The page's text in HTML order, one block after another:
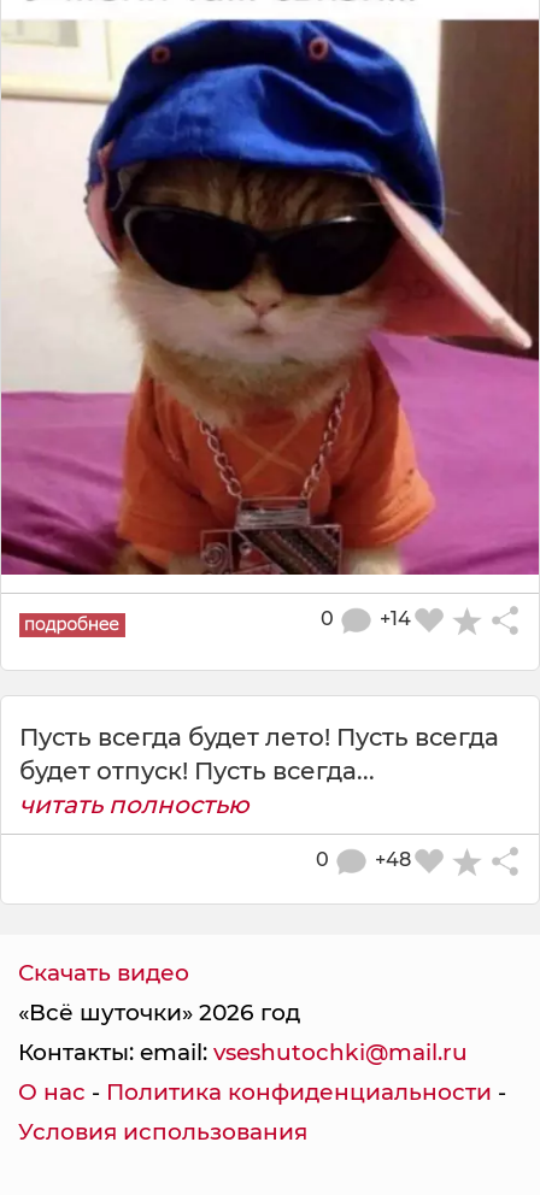
+14
0
Пусть всегда будет лето! Пусть всегда
будет отпуск! Пусть всегда...
читать полностью
+48
0
Скачать видео
«Всё шуточки» 2026 год
Контакты: email: vseshutochki@mail.ru
О нас - Политика конфиденциальности -
Условия использования